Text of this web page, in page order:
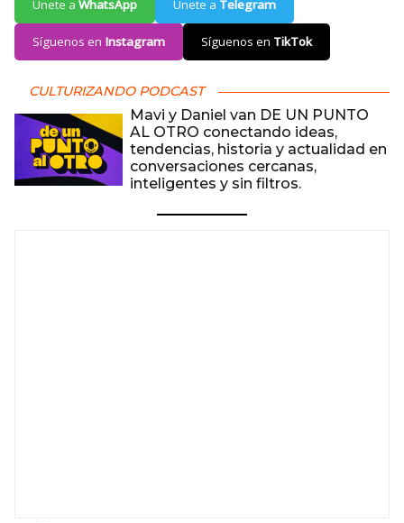
Únete a WhatsApp Únete a Telegram
Síguenos en Instagram Síguenos en TikTok
CULTURIZANDO PODCAST
Mavi y Daniel van DE UN PUNTO
AL OTRO conectando ideas,
tendencias, historia y actualidad en
conversaciones cercanas,
inteligentes y sin filtros.